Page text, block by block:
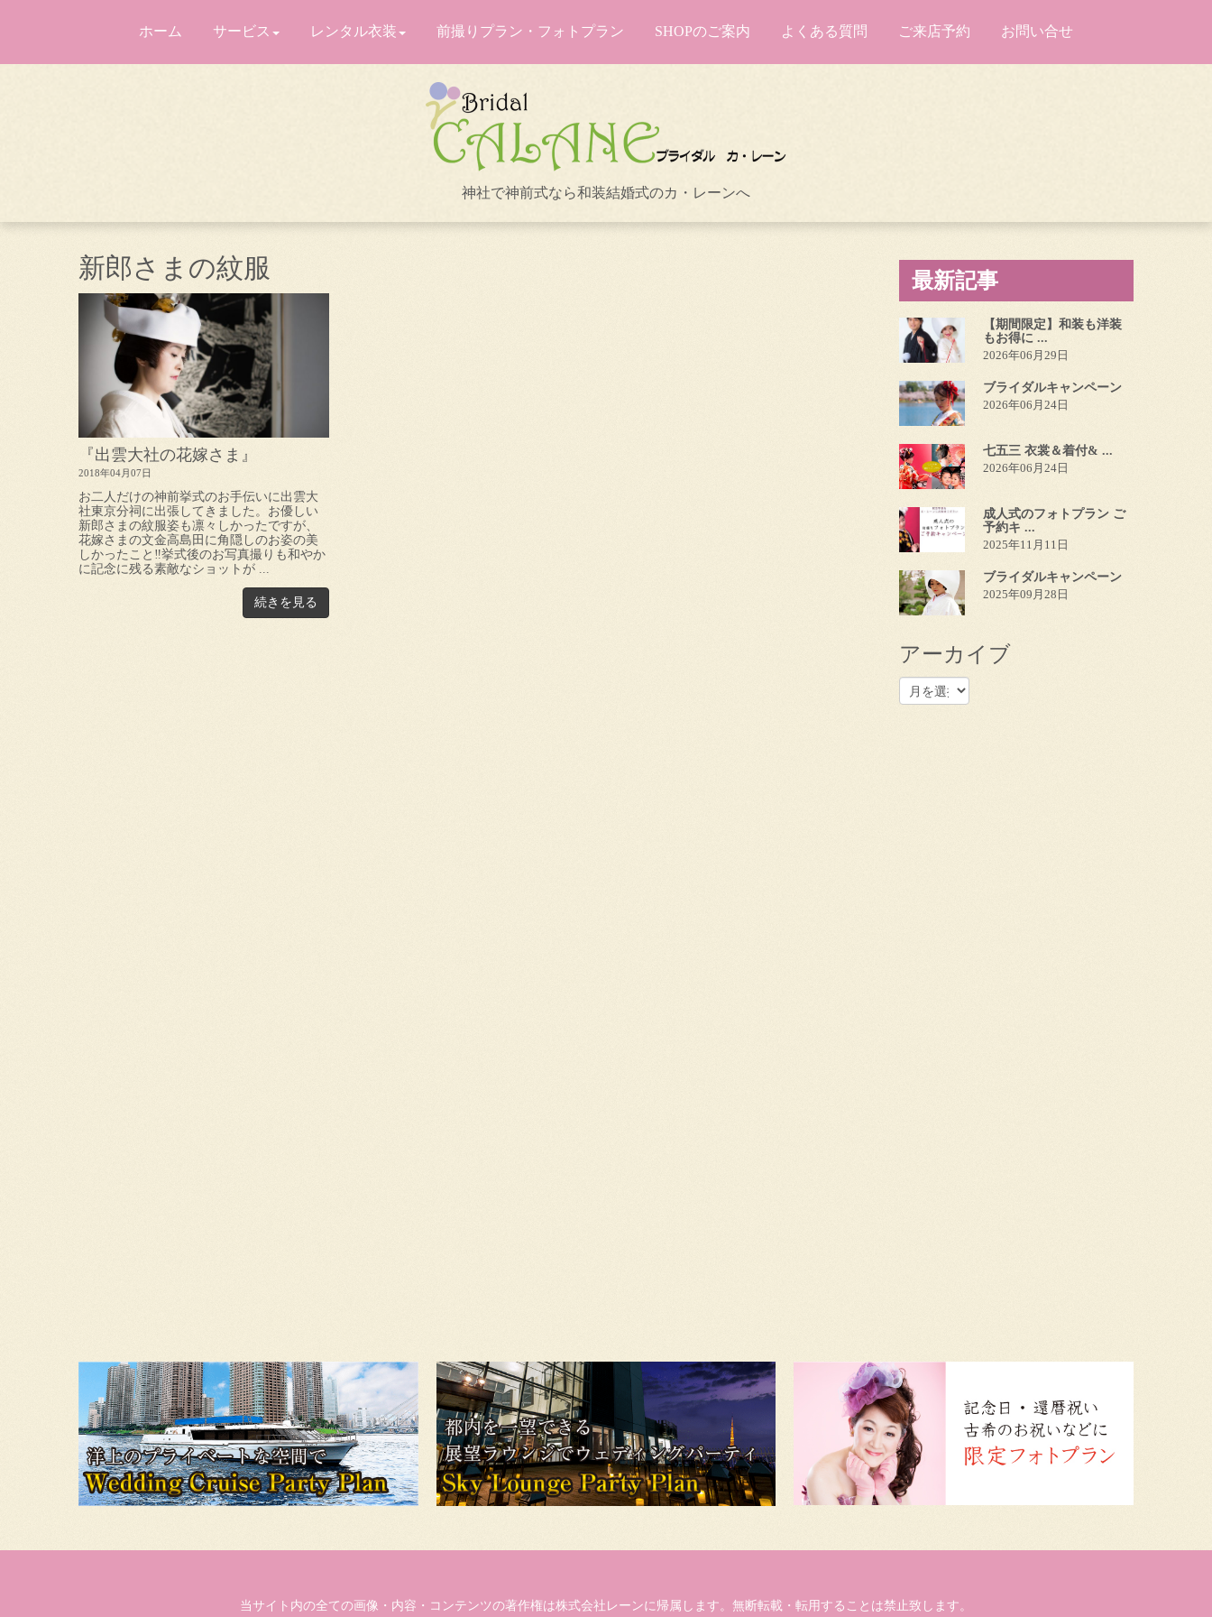
ホーム サービス レンタル衣装 前撮りプラン・フォトプラン SHOPのご案内 よくある質問 ご来店予約 お問い合せ
神社で神前式なら和装結婚式のカ・レーンへ
新郎さまの紋服
『出雲大社の花嫁さま』
2018年04月07日
お二人だけの神前挙式のお手伝いに出雲大
社東京分祠に出張してきました。お優しい
新郎さまの紋服姿も凛々しかったですが、
花嫁さまの文金高島田に角隠しのお姿の美
しかったこと‼挙式後のお写真撮りも和やか
に記念に残る素敵なショットが ...
続きを見る
最新記事
【期間限定】和装も洋装
もお得に ...
2026年06月29日
ブライダルキャンペーン
2026年06月24日
七五三 衣裳＆着付& ...
2026年06月24日
成人式のフォトプラン ご
予約キ ...
2025年11月11日
ブライダルキャンペーン
2025年09月28日
アーカイブ
当サイト内の全ての画像・内容・コンテンツの著作権は株式会社レーンに帰属します。無断転載・転用することは禁止致します。